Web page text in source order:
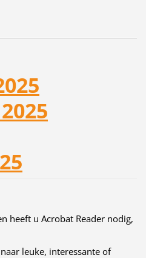
heeft u Acrobat Reader nodig,
leuke, interessante of